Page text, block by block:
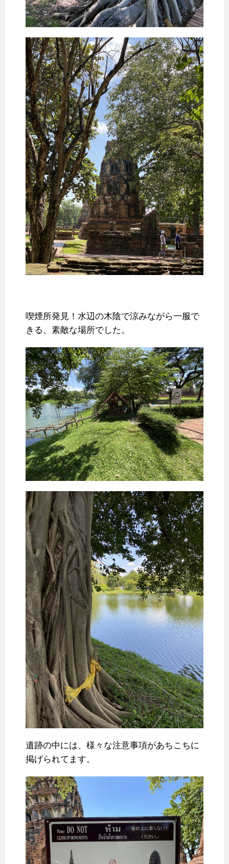
喫煙所発見！水辺の木陰で涼みながら一服で
きる、素敵な場所でした。
遺跡の中には、様々な注意事項があちこちに
掲げられてます。